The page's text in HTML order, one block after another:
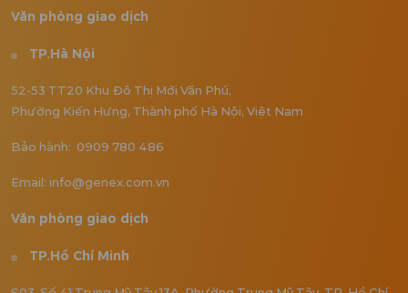
Văn phòng giao dịch
TP.Hà Nội
52-53 TT20 Khu Đô Thị Mới Văn Phú,
Phường Kiến Hưng, Thành phố Hà Nội, Việt Nam
Bảo hành: 0909 780 486
Email: info@genex.com.vn
Văn phòng giao dịch
TP.Hồ Chí Minh